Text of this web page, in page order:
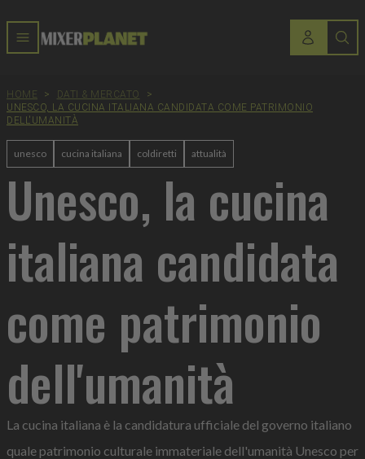
HOME > DATI & MERCATO
>
UNESCO, LA CUCINA ITALIANA CANDIDATA COME PATRIMONIO
DELL'UMANITÀ
unesco cucina italiana coldiretti attualità
Unesco, la cucina
italiana candidata
come patrimonio
dell'umanità
La cucina italiana è la candidatura ufficiale del governo italiano
quale patrimonio culturale immateriale dell'umanità Unesco per